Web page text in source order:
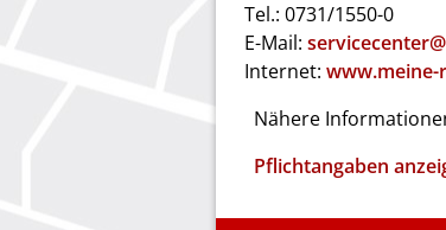
Tel.: 0731/1550-0
E-Mail:
Internet: www.meine-
Nähere
Pflichtangaben